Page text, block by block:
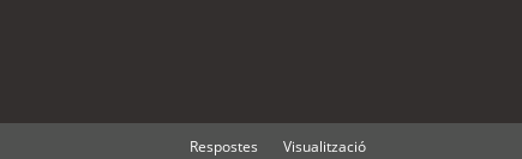
Respostes Visualització